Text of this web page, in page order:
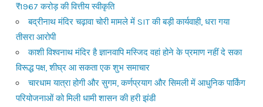
₹1967 करोड़ की वित्तीय स्वीकृति
बद्रीनाथ मंदिर चढ़ावा चोरी मामले में SIT की बड़ी कार्यवाही, धरा गया
तीसरा आरोपी
काशी विश्वनाथ मंदिर है ज्ञानवापि मस्जिद वहां होने के प्रमाण नहीं दे सका
विरूद्ध पक्ष, शीघ्र आ सकता एक शुभ समाचार
चारधाम यात्रा होगी और सुगम, कर्णप्रयाग और सिमली में आधुनिक पार्किंग
परियोजनाओं को मिली धामी शासन की हरी झंडी